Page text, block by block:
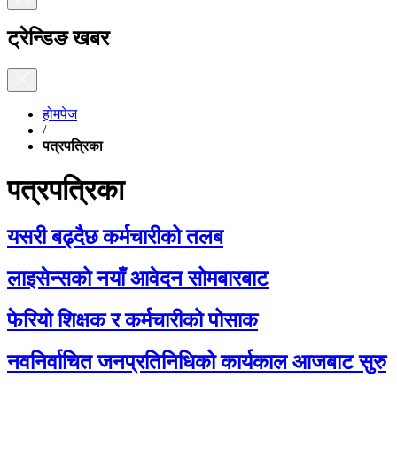
ट्रेन्डिङ खबर
होमपेज
/
पत्रपत्रिका
पत्रपत्रिका
यसरी बढ्दैछ कर्मचारीको तलब
लाइसेन्सको नयाँ आवेदन सोमबारबाट
फेरियो शिक्षक र कर्मचारीको पोसाक
नवनिर्वाचित जनप्रतिनिधिको कार्यकाल आजबाट सुरु